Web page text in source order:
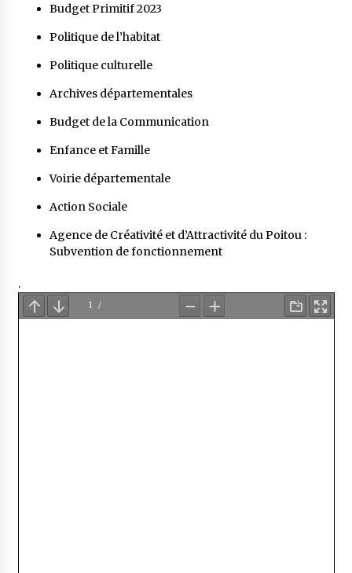
Budget Primitif 2023
Politique de l’habitat
Politique culturelle
Archives départementales
Budget de la Communication
Enfance et Famille
Voirie départementale
Action Sociale
Agence de Créativité et d’Attractivité du Poitou :
Subvention de fonctionnement
.